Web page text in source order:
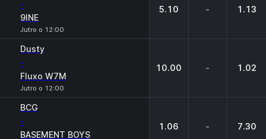
-
9INE
Jutro o 12:00
5.10 - 1.13
Dusty
-
Fluxo W7M
Jutro o 12:00
10.00 - 1.02
BCG
-
BASEMENT BOYS
1.06 - 7.30